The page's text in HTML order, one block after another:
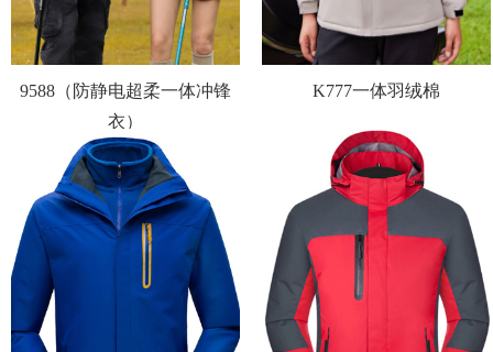
9588（防静电超柔一体冲锋
衣）
K777一体羽绒棉